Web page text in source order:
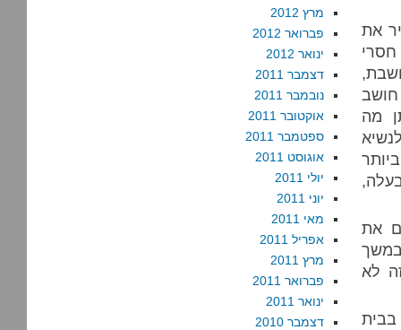
את
מה
את
לא
מרץ 2012
פברואר 2012
ינואר 2012
דצמבר 2011
נובמבר 2011
אוקטובר 2011
ספטמבר 2011
אוגוסט 2011
יולי 2011
יוני 2011
מאי 2011
אפריל 2011
מרץ 2011
פברואר 2011
ינואר 2011
דצמבר 2010